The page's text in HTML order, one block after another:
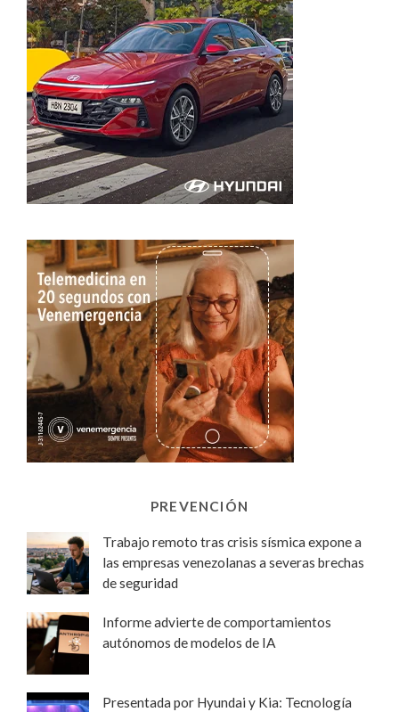
PREVENCIÓN
Trabajo remoto tras crisis sísmica expone a
las empresas venezolanas a severas brechas
de seguridad
Informe advierte de comportamientos
autónomos de modelos de IA
Presentada por Hyundai y Kia: Tecnología